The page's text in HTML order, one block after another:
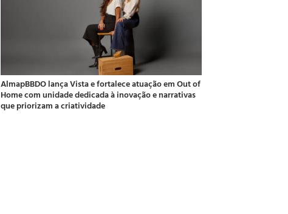
AlmapBBDO lança Vista e fortalece atuação em Out of
Home com unidade dedicada à inovação e narrativas
que priorizam a criatividade